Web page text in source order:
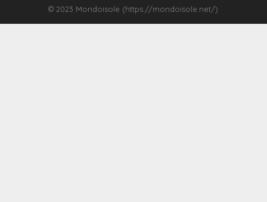
© 2023 Mondoisole (https://mondoisole.net/)